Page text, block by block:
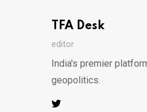
TFA Desk
editor
India's premier
geopolitics.